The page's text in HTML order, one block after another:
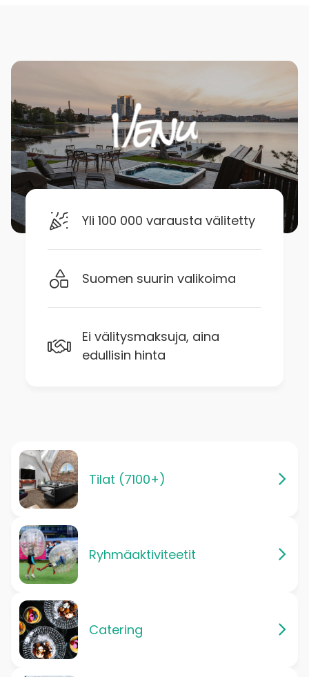
Yli 100 000 varausta välitetty
Suomen suurin valikoima
Ei välitysmaksuja, aina
edullisin hinta
Tilat (7100+)
Ryhmäaktiviteetit
Catering